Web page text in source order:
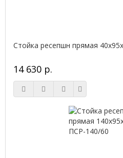
Стойка ресепшн прямая
14 630 р.